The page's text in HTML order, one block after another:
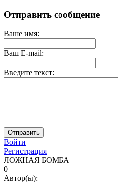
Отправить сообщение
Ваше имя:
Ваш E-mail:
Введите текст:
Войти
Регистрация
ЛОЖНАЯ БОМБА
0
Автор(ы):